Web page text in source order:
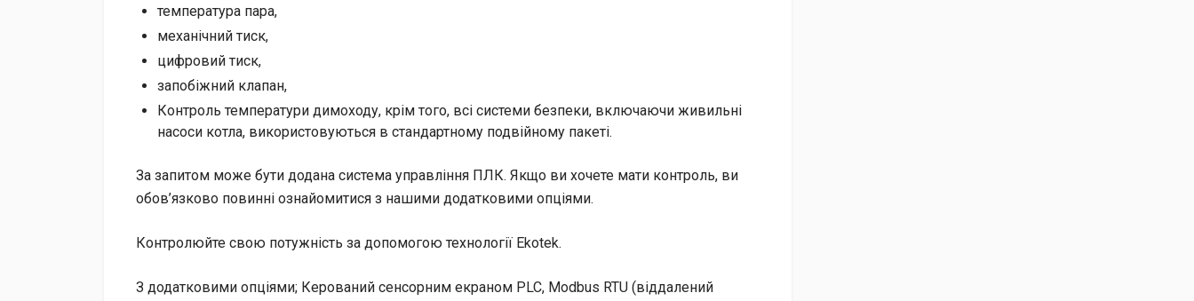
температура пара,
механічний тиск,
цифровий тиск,
запобіжний клапан,
Контроль температури димоходу, крім того, всі системи безпеки, включаючи живильні
насоси котла, використовуються в стандартному подвійному пакеті.
За запитом може бути додана система управління ПЛК. Якщо ви хочете мати контроль, ви
обов’язково повинні ознайомитися з нашими додатковими опціями.
Контролюйте свою потужність за допомогою технології Ekotek.
З додатковими опціями; Керований сенсорним екраном PLC, Modbus RTU (віддалений